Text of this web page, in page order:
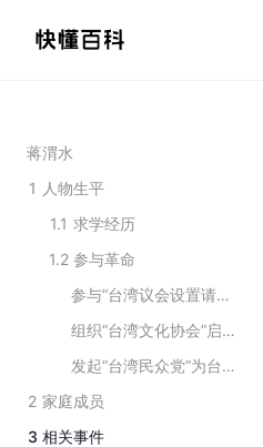
蒋渭水
1 人物生平
1.1 求学经历
1.2 参与革命
参与“台湾议会设置请愿运动”
组织“台湾文化协会”启发台胞民智
发起“台湾民众党”为台胞争取自由
2 家庭成员
3 相关事件